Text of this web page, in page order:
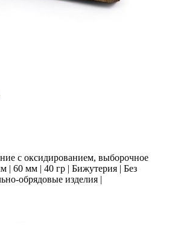
с оксидированием, выборочное
| 60 мм | 40 гр | Бижутерия | Без
обрядовые изделия |